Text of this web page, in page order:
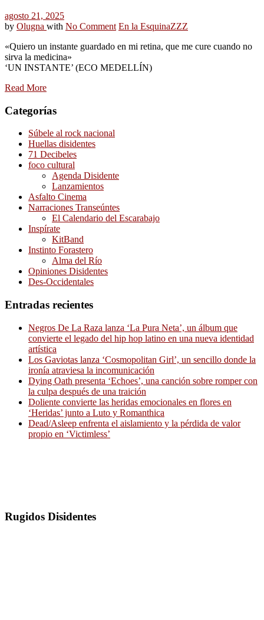
agosto 21, 2025
by Olugna with No Comment En la EsquinaZZZ
«Quiero un instante guardado en mi retina, que me cure cuando no
sirva la medicina»
‘UN INSTANTE’ (ECO MEDELLÍN)
Read More
Categorías
Súbele al rock nacional
Huellas disidentes
71 Decibeles
foco cultural
Agenda Disidente
Lanzamientos
Asfalto Cinema
Narraciones Transeúntes
El Calendario del Escarabajo
Inspírate
KitBand
Instinto Forastero
Alma del Río
Opiniones Disidentes
Des-Occidentales
Entradas recientes
Negros De La Raza lanza ‘La Pura Neta’, un álbum que
convierte el legado del hip hop latino en una nueva identidad
artística
Los Gaviotas lanza ‘Cosmopolitan Girl’, un sencillo donde la
ironía atraviesa la incomunicación
Dying Oath presenta ‘Echoes’, una canción sobre romper con
la culpa después de una traición
Doliente convierte las heridas emocionales en flores en
‘Heridas’ junto a Luto y Romanthica
Dead/Asleep enfrenta el aislamiento y la pérdida de valor
propio en ‘Victimless’
Rugidos Disidentes